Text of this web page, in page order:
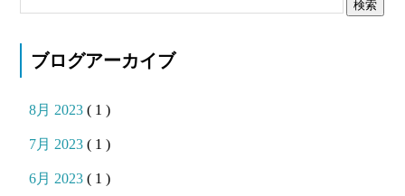
ブログアーカイブ
8月 2023( 1 )
7月 2023( 1 )
6月 2023( 1 )